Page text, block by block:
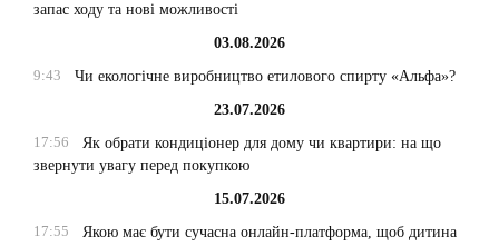
запас ходу та нові можливості
03.08.2026
9:43
Чи екологічне виробництво етилового спирту «Альфа»?
23.07.2026
17:56
Як обрати кондиціонер для дому чи квартири: на що
звернути увагу перед покупкою
15.07.2026
17:55
Якою має бути сучасна онлайн-платформа, щоб дитина